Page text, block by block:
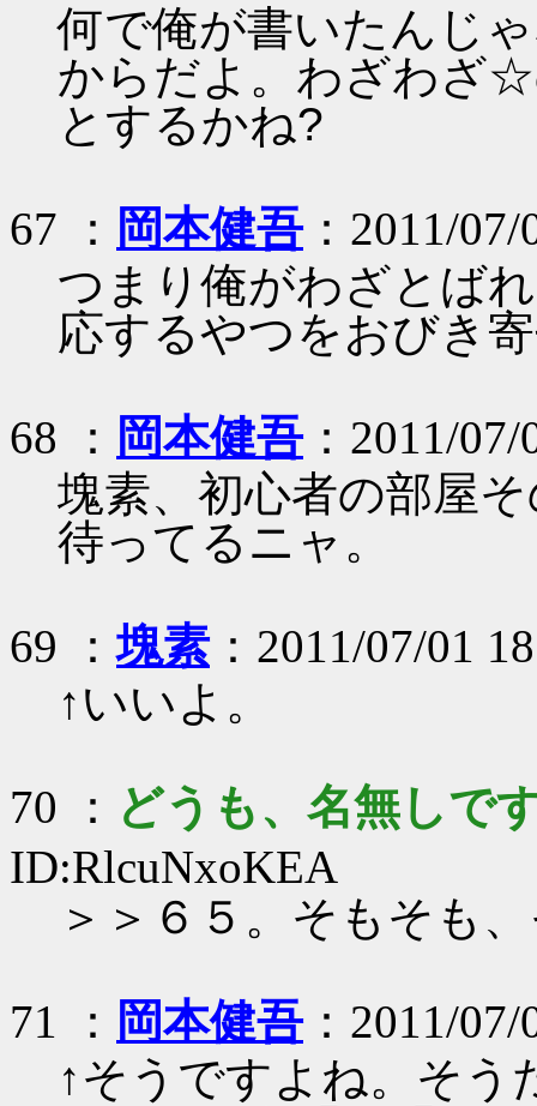
何で俺が書いたんじ
からだよ。わざわざ
とするかね?
67 ： 岡本健吾：2011/
つまり俺がわざとば
応するやつをおびき
68 ： 岡本健吾：2011/
塊素、初心者の部屋
待ってるニャ。
69 ：塊素：2011/07/01
↑いいよ。
70 ： どうも、名無しで
ID:RlcuNxoKEA
＞＞６５。そもそも
71 ： 岡本健吾：2011/
↑そうですよね。そう